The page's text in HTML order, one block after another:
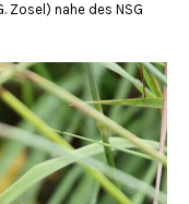
Zosel) nahe des NSG